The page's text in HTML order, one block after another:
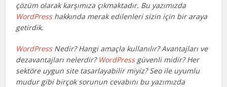
çözüm olarak karşımıza çıkmaktadır. Bu yazımızda
WordPresshakkında merak edilenleri sizin için bir araya
getirdik.
WordPressNedir? Hangi amaçla kullanılır? Avantajları ve
dezavantajları nelerdir? WordPressgüvenli midir? Her
sektöre uygun site tasarlayabilir miyiz? Seo ile uyumlu
mudur gibi birçok sorunun cevabını bu yazımızda